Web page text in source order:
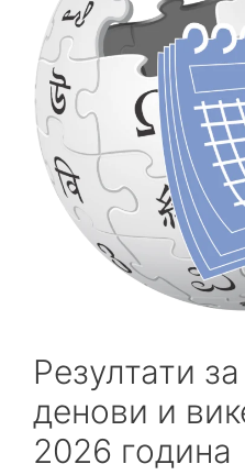
Резултати
денови и
2026 година